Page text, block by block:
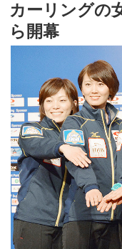
カーリングの
ら開幕